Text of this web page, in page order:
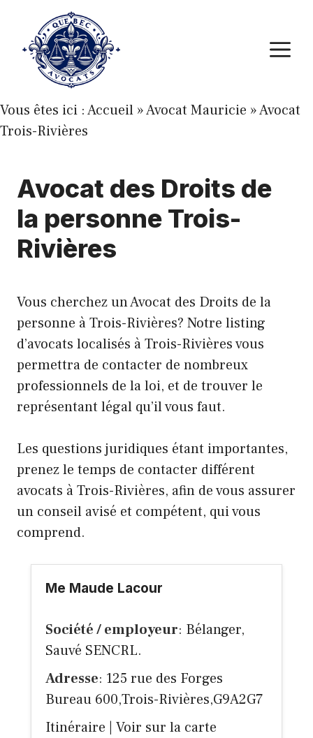
contenu
Vous êtes ici :Accueil »Avocat Mauricie »Avocat
Trois-Rivières
Avocat des Droits de
la personne Trois-
Rivières
Vous cherchez un Avocat des Droits de la
personne à Trois-Rivières? Notre listing
d’avocats localisés à Trois-Rivières vous
permettra de contacter de nombreux
professionnels de la loi, et de trouver le
représentant légal qu’il vous faut.
Les questions juridiques étant importantes,
prenez le temps de contacter différent
avocats à Trois-Rivières, afin de vous assurer
un conseil avisé et compétent, qui vous
comprend.
Me Maude Lacour
Société / employeur: Bélanger,
Sauvé SENCRL.
Adresse: 125 rue des Forges
Bureau 600,Trois-Rivières,G9A2G7
Itinéraire
Voir sur la carte